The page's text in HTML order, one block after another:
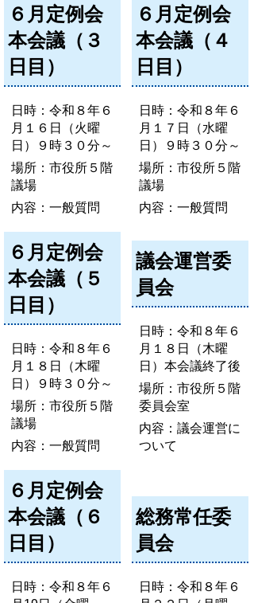
６月定例会
本会議（３
日目）
日時：令和８年６
月１６日（火曜
日）９時３０分～
場所：市役所５階
議場
内容：一般質問
６月定例会
本会議（４
日目）
日時：令和８年６
月１７日（水曜
日）９時３０分～
場所：市役所５階
議場
内容：一般質問
６月定例会
本会議（５
日目）
日時：令和８年６
月１８日（木曜
日）９時３０分～
場所：市役所５階
議場
内容：一般質問
議会運営委
員会
日時：令和８年６
月１８日（木曜
日）本会議終了後
場所：市役所５階
委員会室
内容：議会運営に
ついて
６月定例会
本会議（６
日目）
日時：令和８年６
総務常任委
員会
日時：令和８年６